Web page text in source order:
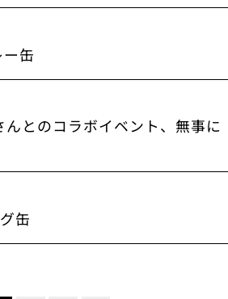
缶
んとのコラボイベント、無事に
缶